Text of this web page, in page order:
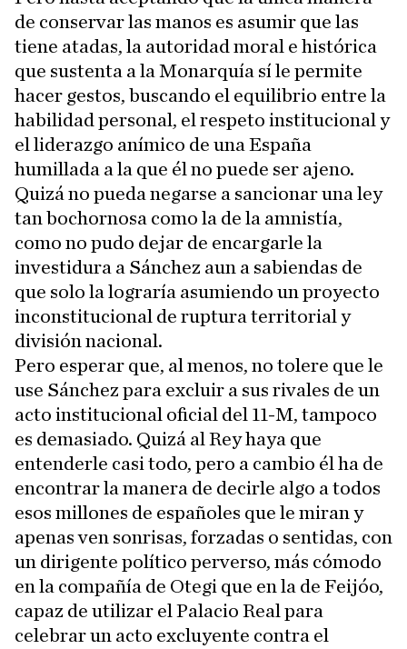
de conservar las manos es asumir que las
tiene atadas, la autoridad moral e histórica
que sustenta a la Monarquía sí le permite
hacer gestos, buscando el equilibrio entre la
habilidad personal, el respeto institucional y
el liderazgo anímico de una España
humillada a la que él no puede ser ajeno.
Quizá no pueda negarse a sancionar una ley
tan bochornosa como la de la amnistía,
como no pudo dejar de encargarle la
investidura a Sánchez aun a sabiendas de
que solo la lograría asumiendo un proyecto
inconstitucional de ruptura territorial y
división nacional.
Pero esperar que, al menos, no tolere que le
use Sánchez para excluir a sus rivales de un
acto institucional oficial del 11-M, tampoco
es demasiado. Quizá al Rey haya que
entenderle casi todo, pero a cambio él ha de
encontrar la manera de decirle algo a todos
esos millones de españoles que le miran y
apenas ven sonrisas, forzadas o sentidas, con
un dirigente político perverso, más cómodo
en la compañía de Otegi que en la de Feijóo,
capaz de utilizar el Palacio Real para
celebrar un acto excluyente contra el